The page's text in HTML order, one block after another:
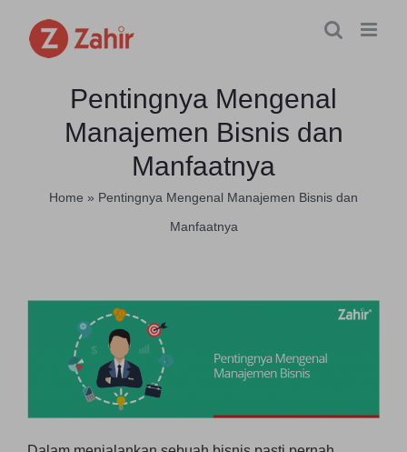
Pentingnya Mengenal
Manajemen Bisnis dan
Manfaatnya
Home » Pentingnya Mengenal Manajemen Bisnis dan
Manfaatnya